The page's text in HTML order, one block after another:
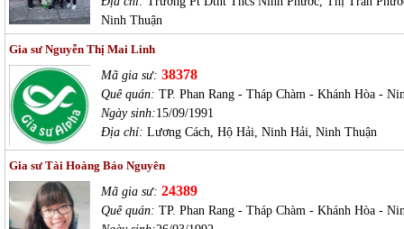
Ninh Thuận
Gia sư Nguyễn Thị Mai Linh
Mã gia sư: 38378
Quê quán: TP. Phan Rang - Tháp Chàm - Khánh Hòa -
Ngày sinh:15/09/1991
Địa chỉ: Lương Cách, Hộ Hải, Ninh Hải, Ninh Thuận
Gia sư Tài Hoàng Bảo Nguyên
Mã gia sư: 24389
Quê quán: TP. Phan Rang - Tháp Chàm - Khánh Hòa -